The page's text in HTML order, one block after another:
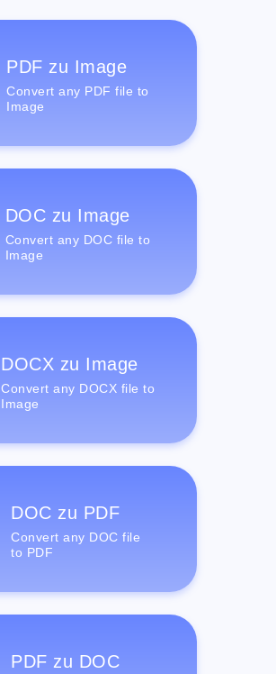
PDF zu Image
Convert any PDF file to
Image
DOC zu Image
Convert any DOC file to
Image
DOCX zu Image
Convert any DOCX file to
Image
DOC zu PDF
Convert any DOC file
to PDF
PDF zu DOC